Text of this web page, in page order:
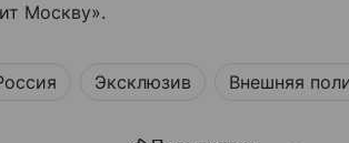
Москву».
Эксклюзив Внешняя